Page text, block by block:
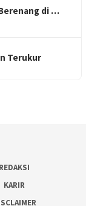
di …
Terukur
REDAKSI
KARIR